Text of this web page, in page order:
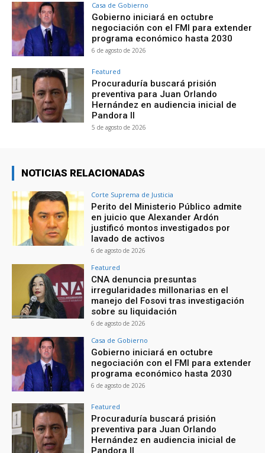
Casa de Gobierno
Gobierno iniciará en octubre
negociación con el FMI para extender
programa económico hasta 2030
6 de agosto de 2026
Featured
Procuraduría buscará prisión
preventiva para Juan Orlando
Hernández en audiencia inicial de
Pandora II
5 de agosto de 2026
NOTICIAS RELACIONADAS
Corte Suprema de Justicia
Perito del Ministerio Público admite
en juicio que Alexander Ardón
justificó montos investigados por
lavado de activos
6 de agosto de 2026
Featured
CNA denuncia presuntas
irregularidades millonarias en el
manejo del Fosovi tras investigación
sobre su liquidación
6 de agosto de 2026
Casa de Gobierno
Gobierno iniciará en octubre
negociación con el FMI para extender
programa económico hasta 2030
6 de agosto de 2026
Featured
Procuraduría buscará prisión
preventiva para Juan Orlando
Hernández en audiencia inicial de
Pandora II